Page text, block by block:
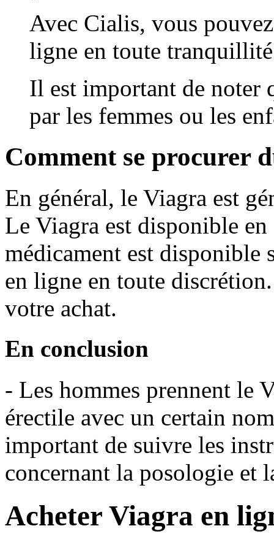
Avec Cialis, vous
ligne en toute
Il est important de noter
par les femmes ou les
Comment se procurer
En général, le Viagra est
Le Viagra est disponible
médicament est disponible
en ligne en toute
votre achat.
En conclusion
- Les hommes prennent le
érectile avec un certain
important de suivre les
concernant la posologie et
Acheter Viagra en